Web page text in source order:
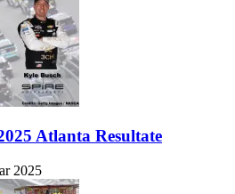
Atlanta Resultate
2025